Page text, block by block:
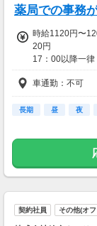
薬局での事務
時給1120円〜
20円
17：00以降一律
※別途医薬品登
(月6000円～
車通勤：不可
長期 昼 夜
契約社員 その他(オ